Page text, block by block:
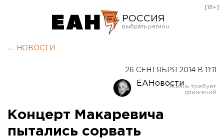
РОССИЯ
Оренбург
[18+]
← НОВОСТИ
26 СЕНТЯБРЯ 2014 В 11:11
ЕАНовости
Концерт Макаревича
пытались сорвать